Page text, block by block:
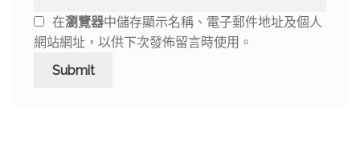
在瀏覽器中儲存顯示名稱、電子郵件地址及個人
網站網址，以供下次發佈留言時使用。